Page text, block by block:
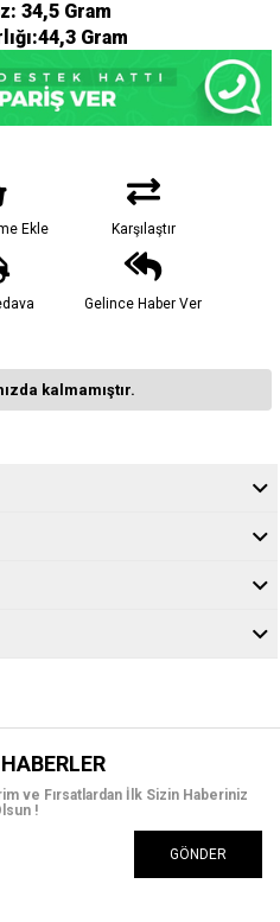
34,5 Gram
Gram
Ekle Karşılaştır
Gelince Haber Ver
kalmamıştır.
ve Fırsatlardan İlk Sizin Haberiniz
!
GÖNDER